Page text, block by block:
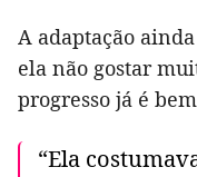
A adaptação
ela não gostar
progresso já é
“Ela